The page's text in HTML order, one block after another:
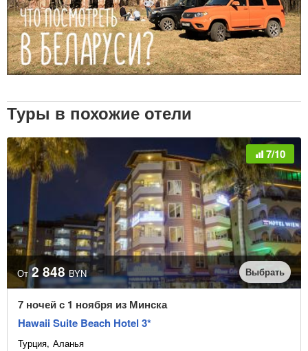
Туры в похожие отели
7/10
От 2 848 BYN Выбрать
7 ночей с 1 ноября из Минска
Hawaii Suite Beach Hotel 3*
Турция Аланья